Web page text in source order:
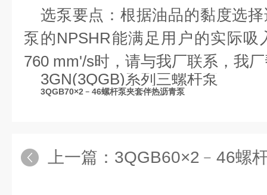
选泵要点：根据油品的黏度选
泵的NPSHR能满足用户的实际吸
760 mm'/s时，请与我厂联系，我
3GN(3QGB)系列三螺杆泵
3QGB70×2﹣46螺杆泵夹套伴热沥青泵
上一篇： 3QGB60×2﹣46螺杆泵保